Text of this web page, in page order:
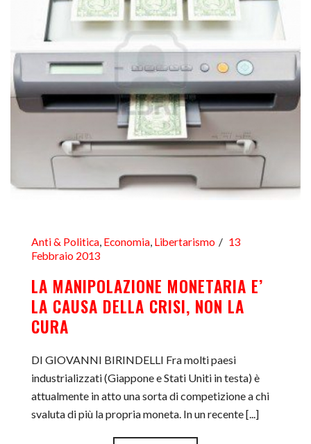
Anti & Politica Economia Libertarismo
13
Febbraio 2013
LA MANIPOLAZIONE MONETARIA E’
LA CAUSA DELLA CRISI, NON LA
CURA
DI GIOVANNI BIRINDELLI Fra molti paesi
industrializzati (Giappone e Stati Uniti in testa) è
attualmente in atto una sorta di competizione a chi
svaluta di più la propria moneta. In un recente [...]